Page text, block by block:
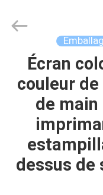
MAISON
PRODUITS
SUJET
Copyright
emptycosmetictube.com.
Reserved.
Écran
couleur
de
dessus de